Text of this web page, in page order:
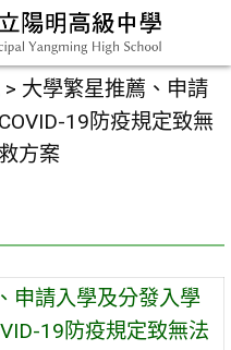
> 大學繁星推薦、申請
19防疫規定致無
方案
申請入學及分發入學
19防疫規定致無法